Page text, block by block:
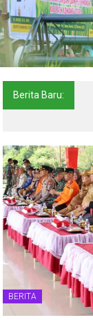
Berita Baru:
BERITA